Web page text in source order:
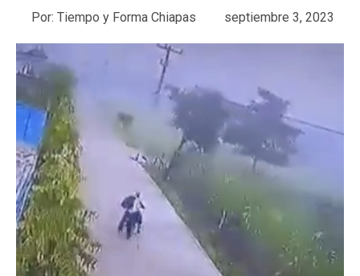
Por: Tiempo y Forma Chiapas septiembre 3, 2023